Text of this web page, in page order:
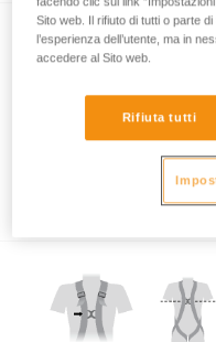
Quali sono i punti
da utilizzare per la
Sito web. Il rifiuto di tutti o parte
l’esperienza dell’utente, ma in
accedere al Sito web.
Rifiuta tutti